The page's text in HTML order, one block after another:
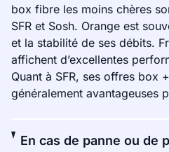
box fibre les moins chères
SFR et Sosh. Orange est
et la stabilité de ses débits.
affichent d’excellentes
Quant à SFR, ses offres box
généralement avantageuses
En cas de panne ou de